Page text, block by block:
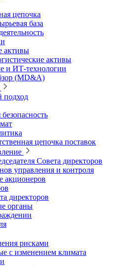
цепочка
база
активы
активы
и ИТ‑технологии
(MD&A)
подход
цепочка поставок
Совета директоров
управления и контроля
акционеров
директоров
органы
рисками
с изменением климата